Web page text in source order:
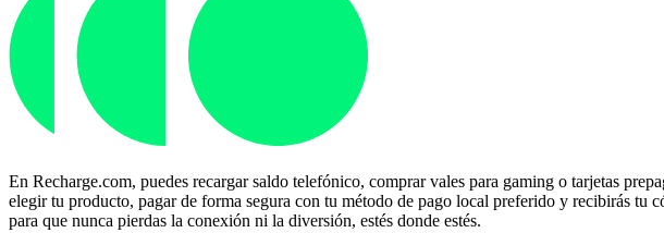
En Recharge.com, puedes recargar saldo telefónico, comprar vales para gaming o tarjetas
elegir tu producto, pagar de forma segura con tu método de pago local preferido y recibirás
para que nunca pierdas la conexión ni la diversión, estés donde estés.